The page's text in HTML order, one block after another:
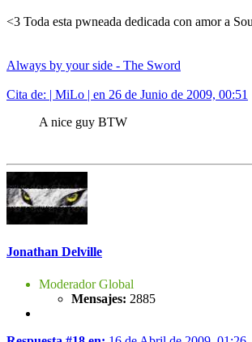
<3 Toda esta pwneada dedicada con amor a
Always by your side - The Sword
Cita de: | MiLo | en 26 de Junio de 2009, 00:51
A nice guy BTW
Jonathan Delville
Moderador Global
Mensajes: 2885